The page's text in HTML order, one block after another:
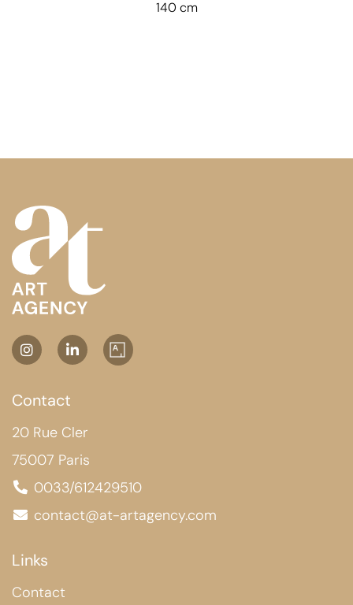
140 cm
Contact
20 Rue Cler
75007 Paris
0033/612429510
contact@at-artagency.com
Links
Contact